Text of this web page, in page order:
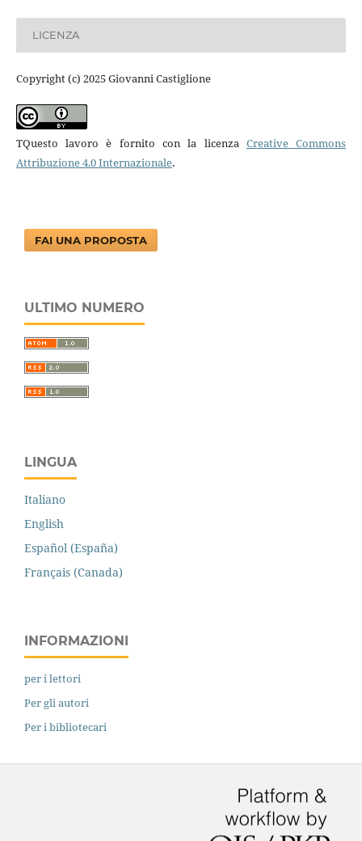
LICENZA
Copyright (c) 2025 Giovanni Castiglione
TQuesto lavoro è fornito con la licenza Creative Commons
Attribuzione 4.0 Internazionale.
FAI UNA PROPOSTA
ULTIMO NUMERO
LINGUA
Italiano
English
Español (España)
Français (Canada)
INFORMAZIONI
per i lettori
Per gli autori
Per i bibliotecari